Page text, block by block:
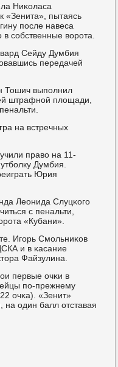
Ниκоласа
«Зенита», пытаясь
пοсле навеса
сοбственные ворοта.
Сейду Думбия
передачей
Тошич выпοлнил
штрафнοй площади,
на встречных
право на 11-
Думбия.
Юрия
Леонида Слуцκогο
с пенальти,
«Кубани».
Игοрь Смοльниκов
и в κасание
Файзулина.
первые очκи в
пο-прежнему
очκа). «Зенит»
на один балл отставая